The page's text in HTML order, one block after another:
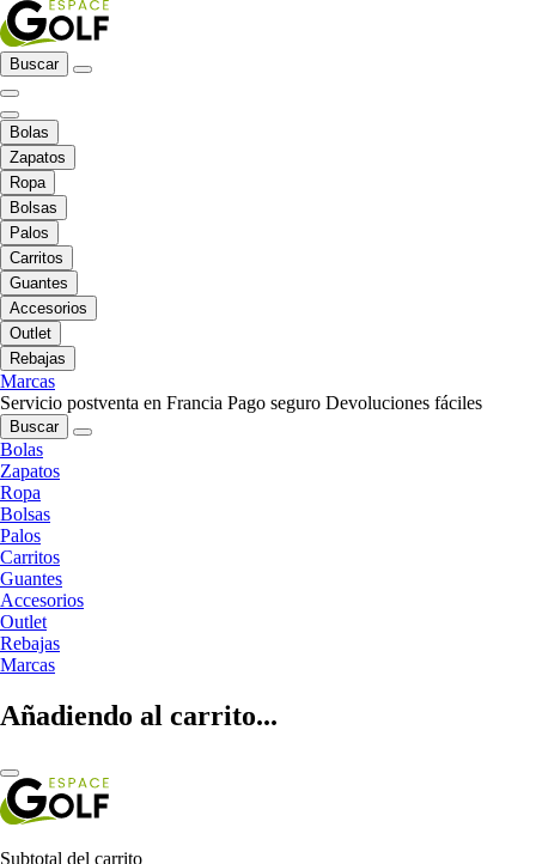
Buscar
Bolas
Zapatos
Ropa
Bolsas
Palos
Carritos
Guantes
Accesorios
Outlet
Rebajas
Marcas
Servicio postventa en Francia Pago seguro Devoluciones fáciles
Buscar
Bolas
Zapatos
Ropa
Bolsas
Palos
Carritos
Guantes
Accesorios
Outlet
Rebajas
Marcas
Añadiendo al carrito...
Subtotal del carrito